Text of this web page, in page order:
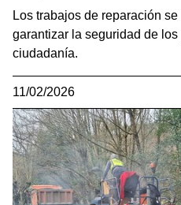
Los trabajos de reparación
garantizar la seguridad de
ciudadanía.
11/02/2026